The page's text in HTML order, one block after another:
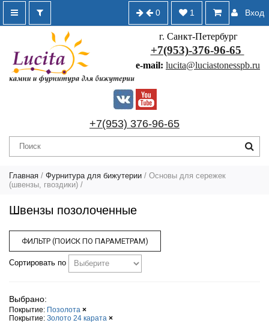
Вход
1
0
г. Санкт-Петербург
+7(953)-376-96-65
e-mail: lucita@luciastonesspb.ru
+7(953) 376-96-65
Главная / Фурнитура для бижутерии / Основы для сережек
(швензы, гвоздики) /
Швензы позолоченные
ФИЛЬТР (ПОИСК ПО ПАРАМЕТРАМ)
Сортировать по
Выбрано:
Покрытие: Позолота ×
Покрытие: Золото 24 карата ×